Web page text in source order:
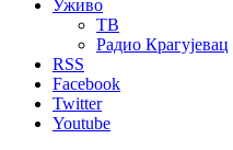
Уживо
ТВ
Радио Крагујевац
RSS
Facebook
Twitter
Youtube